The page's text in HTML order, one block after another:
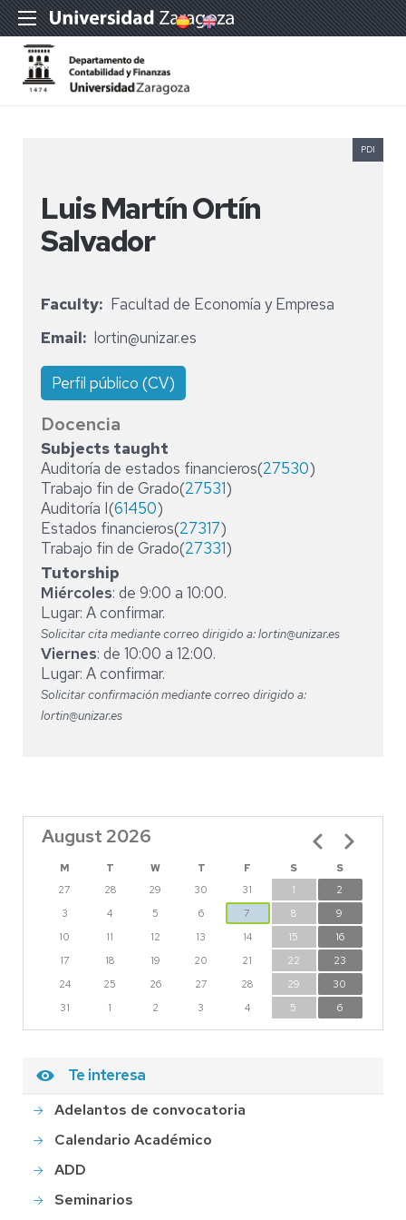
Luis Martín Ortín
Salvador
PDI
Faculty
Facultad de Economía y Empresa
Email
lortin@unizar.es
Perfil público (CV)
Docencia
Subjects taught
Auditoría de estados financieros(27530)
Trabajo fin de Grado(27531)
Auditoría I(61450)
Estados financieros(27317)
Trabajo fin de Grado(27331)
Tutorship
Miércoles: de 9:00 a 10:00.
Lugar: A confirmar.
Solicitar cita mediante correo dirigido a: lortin@unizar.es
Viernes: de 10:00 a 12:00.
Lugar: A confirmar.
Solicitar confirmación mediante correo dirigido a:
lortin@unizar.es
August 2026
M T W T F S
S
27
28 29 30 31 1
2
3
4 5 6 7 8
9
10
11 12 13 14 15
16
17
18 19 20 21 22
23
24
25 26 27 28 29
30
31
1 2 3 4 5 6
Pagination
Te interesa
Adelantos de convocatoria
Calendario Académico
ADD
Seminarios